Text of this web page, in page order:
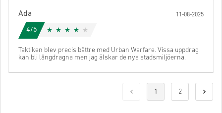
Ada 11-08-2025
4/5
Taktiken blev precis bättre med Urban Warfare. Vissa uppdrag
kan bli långdragna men jag älskar de nya stadsmiljöerna.
1 2